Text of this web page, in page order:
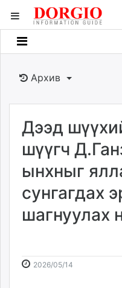
Мэдээллийн
Банк санхүү
Бизнес ААН
Төрийн
Нийслэлийн
dorgio.mn
Gogo.mn
caak.mn
news.mn
tovch.mn
Архив
Дээд
шүүгч
ынхныг
сунгагдах
шагнуулах
2026/05/14